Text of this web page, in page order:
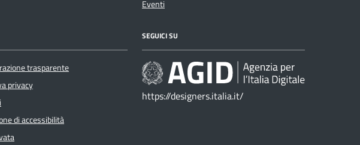
Eventi
trasparente
privacy
di accessibilità
SEGUICI SU
https://designers.italia.it/